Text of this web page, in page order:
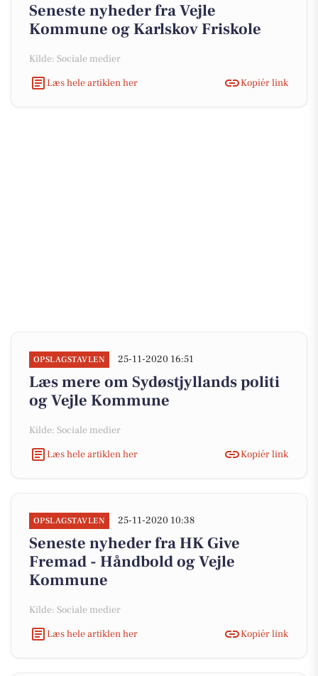
Seneste nyheder fra Vejle
Kommune og Karlskov Friskole
Kilde: Sociale medier
Læs hele artiklen her
Kopiér link
OPSLAGSTAVLEN 25-11-2020 16:51
Læs mere om Sydøstjyllands politi
og Vejle Kommune
Kilde: Sociale medier
Læs hele artiklen her
Kopiér link
OPSLAGSTAVLEN 25-11-2020 10:38
Seneste nyheder fra HK Give
Fremad - Håndbold og Vejle
Kommune
Kilde: Sociale medier
Læs hele artiklen her
Kopiér link